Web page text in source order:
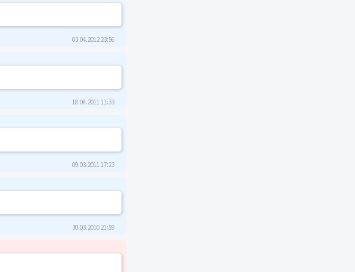
03.04.2012 23:56
18.08.2011 11:33
09.03.2011 17:23
30.03.2010 21:59